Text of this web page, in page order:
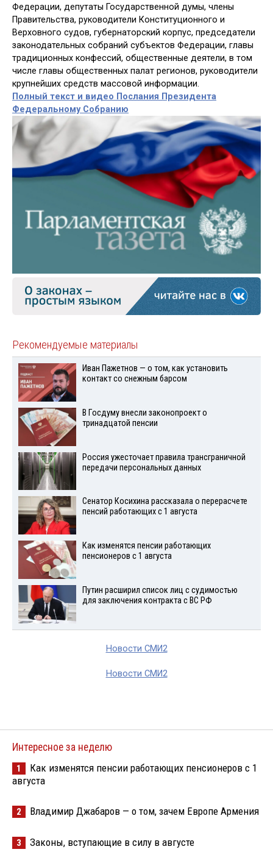
Федерации, депутаты Государственной думы, члены
Правительства, руководители Конституционного и
Верховного судов, губернаторский корпус, председатели
законодательных собраний субъектов Федерации, главы
традиционных конфессий, общественные деятели, в том
числе главы общественных палат регионов, руководители
крупнейших средств массовой информации.
Полный текст и видео Послания Президента
Федеральному Собранию
Рекомендуемые материалы
Иван Пажетнов — о том, как установить
контакт со снежным барсом
В Госдуму внесли законопроект о
тринадцатой пенсии
Россия ужесточает правила трансграничной
передачи персональных данных
Сенатор Косихина рассказала о перерасчете
пенсий работающих с 1 августа
Как изменятся пенсии работающих
пенсионеров с 1 августа
Путин расширил список лиц с судимостью
для заключения контракта с ВС РФ
Новости СМИ2
Новости СМИ2
Интересное за неделю
1
Как изменятся пенсии работающих пенсионеров с 1
августа
2 Владимир Джабаров — о том, зачем Европе Армения
3 Законы, вступающие в силу в августе